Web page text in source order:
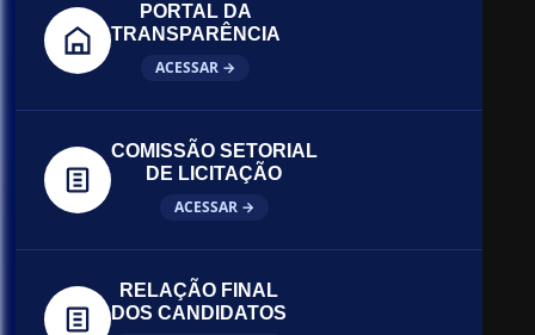
PORTAL DA
TRANSPARÊNCIA
ACESSAR →
COMISSÃO SETORIAL
DE LICITAÇÃO
ACESSAR →
RELAÇÃO FINAL
DOS CANDIDATOS